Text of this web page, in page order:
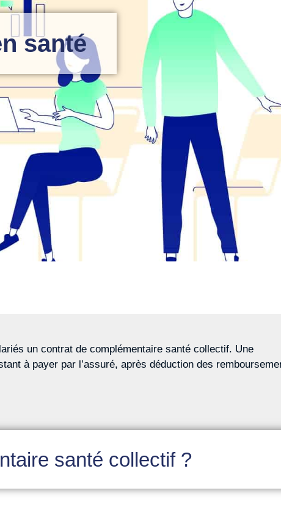
santé
un contrat de complémentaire santé collectif. Une
à payer par l’assuré, après déduction des
santé collectif ?